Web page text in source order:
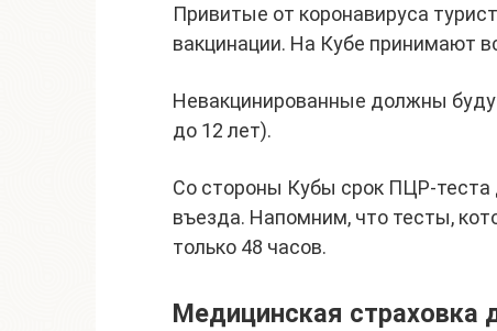
Привитые от коронавируса
вакцинации. На Кубе принимают
Невакцинированные должны
до 12 лет).
Со стороны Кубы срок ПЦР-
въезда. Напомним, что тесты,
только 48 часов.
Медицинская страховка